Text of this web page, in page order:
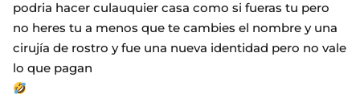
podria hacer culauquier casa como si fueras tu pero
no heres tu a menos que te cambies el nombre y una
cirujía de rostro y fue una nueva identidad pero no vale
lo que pagan